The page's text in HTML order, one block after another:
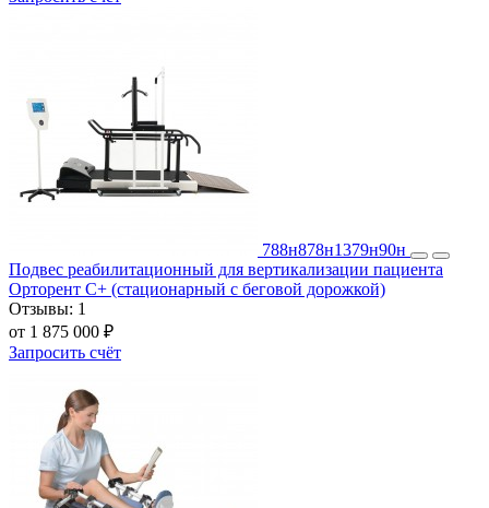
788н878н1379н90н
Подвес реабилитационный для вертикализации пациента
Орторент С+ (стационарный с беговой дорожкой)
Отзывы: 1
от 1 875 000 ₽
Запросить счёт